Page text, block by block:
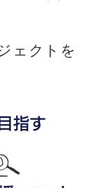
ェクトを